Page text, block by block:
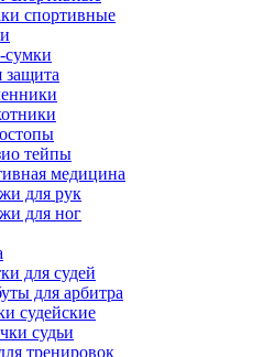
спортивные
защита
тейпы
медицина
для рук
для ног
для судей
для арбитра
судейские
судьи
тренировок